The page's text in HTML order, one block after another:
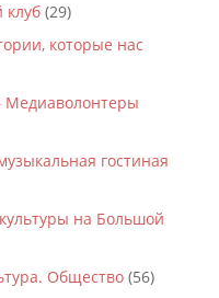
клуб(29)
которые нас
гостиная
на Большой
Общество(56)